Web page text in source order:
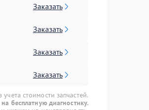
Заказать
Заказать
Заказать
Заказать
стоимости запчастей.
бесплатную диагностику.